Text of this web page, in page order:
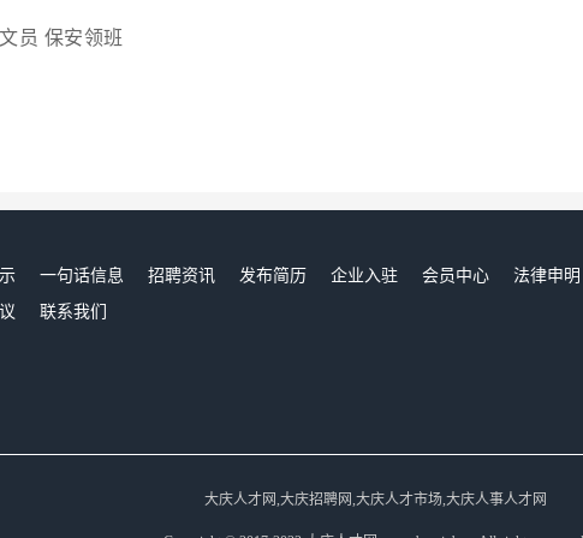
员 保安领班
一句话信息 招聘资讯 发布简历 企业入驻 会员中心
法律申明
联系我们
大庆人才网,大庆招聘网,大庆人才市场,大庆人事人才网